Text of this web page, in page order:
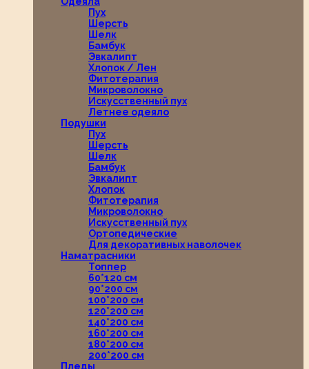
Пух
Шерсть
Шелк
Бамбук
Эвкалипт
Хлопок / Лен
Фитотерапия
Микроволокно
Искусственный пух
Летнее одеяло
Подушки
Пух
Шерсть
Шелк
Бамбук
Эвкалипт
Хлопок
Фитотерапия
Микроволокно
Искусственный пух
Ортопедические
Для декоративных наволочек
Наматрасники
Топпер
60*120 см
90*200 см
100*200 см
120*200 см
140*200 см
160*200 см
180*200 см
200*200 см
Пледы